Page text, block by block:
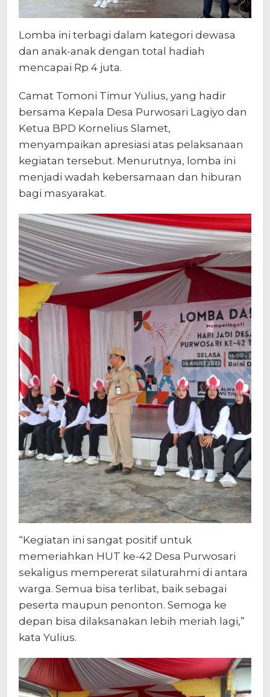
Lomba ini terbagi dalam kategori dewasa
dan anak-anak dengan total hadiah
mencapai Rp 4 juta.
Camat Tomoni Timur Yulius, yang hadir
bersama Kepala Desa Purwosari Lagiyo dan
Ketua BPD Kornelius Slamet,
menyampaikan apresiasi atas pelaksanaan
kegiatan tersebut. Menurutnya, lomba ini
menjadi wadah kebersamaan dan hiburan
bagi masyarakat.
“Kegiatan ini sangat positif untuk
memeriahkan HUT ke-42 Desa Purwosari
sekaligus mempererat silaturahmi di antara
warga. Semua bisa terlibat, baik sebagai
peserta maupun penonton. Semoga ke
depan bisa dilaksanakan lebih meriah lagi,”
kata Yulius.